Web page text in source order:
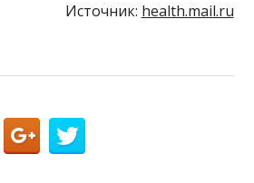
Источник: health.mail.ru